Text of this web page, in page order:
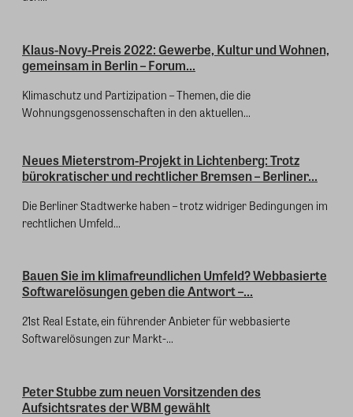
Klaus-Novy-Preis 2022: Gewerbe, Kultur und Wohnen,
gemeinsam in Berlin – Forum...
Klimaschutz und Partizipation – Themen, die die
Wohnungsgenossenschaften in den aktuellen...
Neues Mieterstrom-Projekt in Lichtenberg: Trotz
bürokratischer und rechtlicher Bremsen – Berliner...
Die Berliner Stadtwerke haben – trotz widriger Bedingungen im
rechtlichen Umfeld...
Bauen Sie im klimafreundlichen Umfeld? Webbasierte
Softwarelösungen geben die Antwort –...
21st Real Estate, ein führender Anbieter für webbasierte
Softwarelösungen zur Markt-...
Peter Stubbe zum neuen Vorsitzenden des
Aufsichtsrates der WBM gewählt